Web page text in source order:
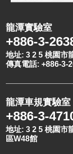
龍潭實驗室
+886-3-
地址: 3 2 5 桃園市
傳真電話: +886-3-
龍潭車規實驗室
+886-3-
地址: 3 2 5 桃園市
區W48館